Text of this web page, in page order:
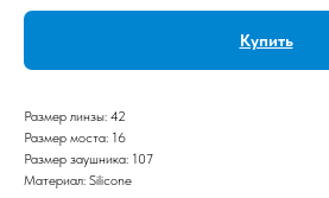
Купить
Размер линзы: 42
Размер моста: 16
Размер заушника: 107
Материал: Silicone